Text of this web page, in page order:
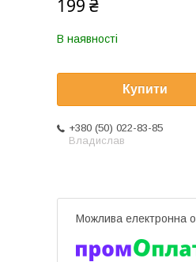
199 ₴
В наявності
Купити
+380 (50) 022-83-85
Владислав